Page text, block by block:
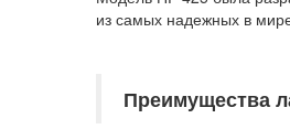
из самых надежных в
Преимущества